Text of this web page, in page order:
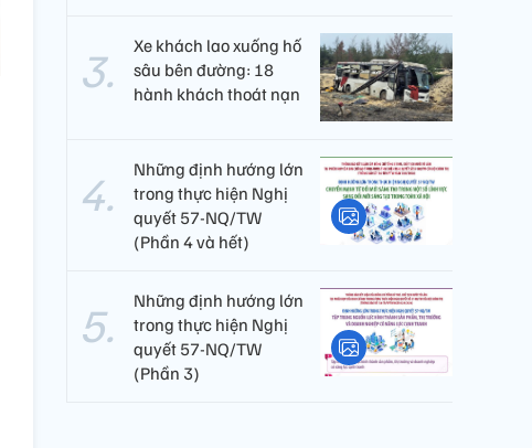
Xe khách lao xuống hố
sâu bên đường: 18
hành khách thoát nạn
Những định hướng lớn
trong thực hiện Nghị
quyết 57-NQ/TW
(Phần 4 và hết)
Những định hướng lớn
trong thực hiện Nghị
quyết 57-NQ/TW
(Phần 3)